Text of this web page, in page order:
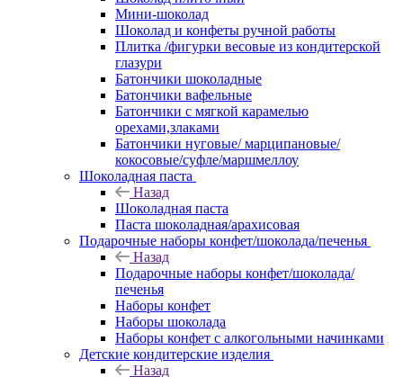
Мини-шоколад
Шоколад и конфеты ручной работы
Плитка /фигурки весовые из кондитерской
глазури
Батончики шоколадные
Батончики вафельные
Батончики с мягкой карамелью
орехами,злаками
Батончики нуговые/ марципановые/
кокосовые/суфле/маршмеллоу
Шоколадная паста
Назад
Шоколадная паста
Паста шоколадная/арахисовая
Подарочные наборы конфет/шоколада/печенья
Назад
Подарочные наборы конфет/шоколада/
печенья
Наборы конфет
Наборы шоколада
Наборы конфет с алкогольными начинками
Детские кондитерские изделия
Назад